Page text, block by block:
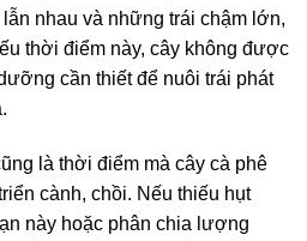
nhau và những trái chậm lớn,
thời điểm này, cây không được
cần thiết để nuôi trái phát
là thời điểm mà cây cà phê
cành, chồi. Nếu thiếu hụt
này hoặc phân chia lượng